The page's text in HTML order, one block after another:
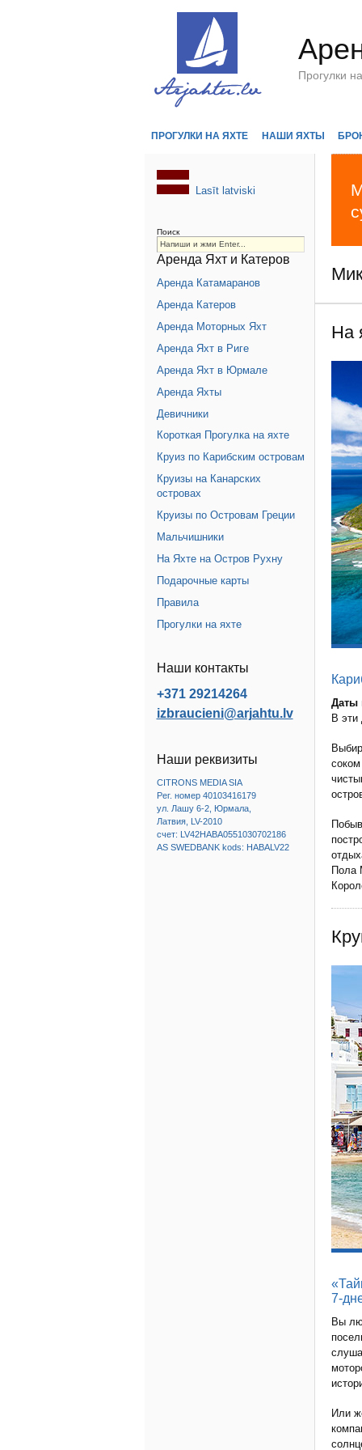
Прогулки
ПРОГУЛКИ НА ЯХТЕ НАШИ ЯХТЫ
На
Даты
В эти
Пола
7-
Вы
Или
Lasīt latviski
Поиск
Аренда Яхт и Катеров
Аренда Катамаранов
Аренда Катеров
Аренда Моторных Яхт
Аренда Яхт в Риге
Аренда Яхт в Юрмале
Аренда Яхты
Девичники
Короткая Прогулка на яхте
Круиз по Карибским островам
Круизы на Канарских
островах
Круизы по Островам Греции
Мальчишники
На Яхте на Остров Рухну
Подарочные карты
Правила
Прогулки на яхте
Наши контакты
+371 29214264
izbraucieni@arjahtu.lv
Наши реквизиты
CITRONS MEDIA SIA
Рег. номер 40103416179
ул. Лашу 6-2, Юрмала,
Латвия, LV-2010
счет: LV42HABA0551030702186
AS SWEDBANK kods: HABALV22